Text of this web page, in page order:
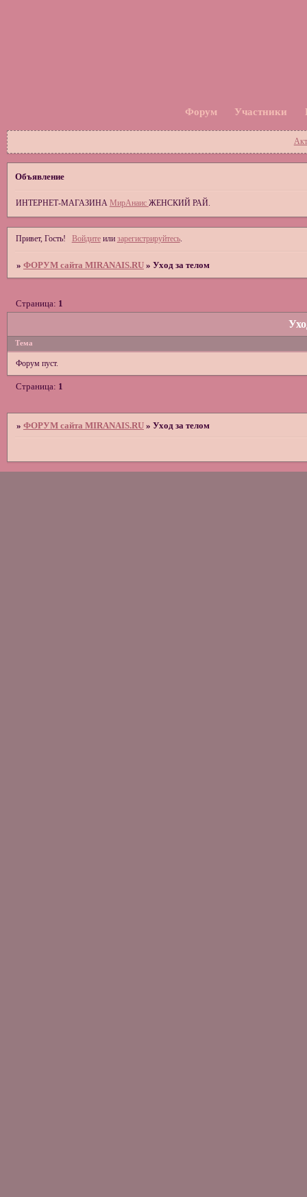
Форум Участники
Объявление
ИНТЕРНЕТ-МАГАЗИНА МирАнаис ЖЕНСКИЙ РАЙ.
Привет, Гость! Войдитеили зарегистрируйтесь.
» ФОРУМ сайта MIRANAIS.RU » Уход за телом
Страница: 1
Тема
Форум пуст.
Страница: 1
» ФОРУМ сайта MIRANAIS.RU » Уход за телом